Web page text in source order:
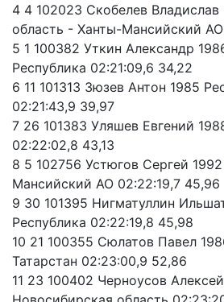
4 4 102023 Скобелев Владислав
область - Ханты-Мансийский
5 1 100382 Уткин Александр
Республика 02:21:09,6 34,22
6 11 101313 Зюзев Антон 1985
02:21:43,9 39,97
7 26 101383 Уляшев Евгений
02:22:02,8 43,13
8 5 102756 Устюгов Сергей
Мансийский АО 02:22:19,7 45,96
9 30 101395 Нигматуллин
Республика 02:22:19,8 45,98
10 21 100355 Сюлатов Павел
Татарстан 02:23:00,9 52,86
11 23 100402 Черноусов